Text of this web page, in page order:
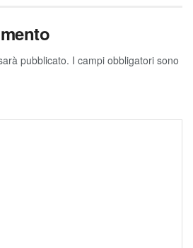
pubblicato. I campi obbligatori sono